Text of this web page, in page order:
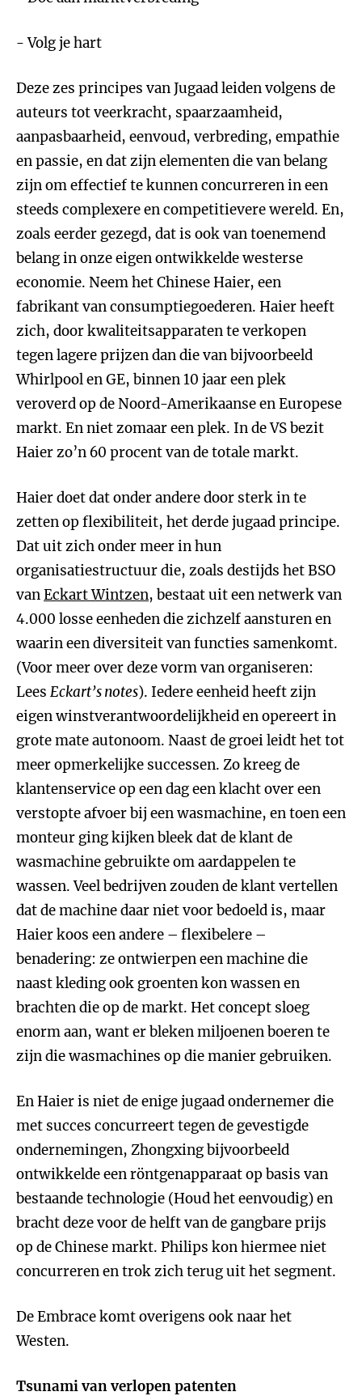
- Volg je hart
Deze zes principes van Jugaad leiden volgens de
auteurs tot veerkracht, spaarzaamheid,
aanpasbaarheid, eenvoud, verbreding, empathie
en passie, en dat zijn elementen die van belang
zijn om effectief te kunnen concurreren in een
steeds complexere en competitievere wereld. En,
zoals eerder gezegd, dat is ook van toenemend
belang in onze eigen ontwikkelde westerse
economie. Neem het Chinese Haier, een
fabrikant van consumptiegoederen. Haier heeft
zich, door kwaliteitsapparaten te verkopen
tegen lagere prijzen dan die van bijvoorbeeld
Whirlpool en GE, binnen 10 jaar een plek
veroverd op de Noord-Amerikaanse en Europese
markt. En niet zomaar een plek. In de VS bezit
Haier zo’n 60 procent van de totale markt.
Haier doet dat onder andere door sterk in te
zetten op flexibiliteit, het derde jugaad principe.
Dat uit zich onder meer in hun
organisatiestructuur die, zoals destijds het BSO
vanEckart Wintzen, bestaat uit een netwerk van
4.000 losse eenheden die zichzelf aansturen en
waarin een diversiteit van functies samenkomt.
(Voor meer over deze vorm van organiseren:
Lees Eckart’s notes). Iedere eenheid heeft zijn
eigen winstverantwoordelijkheid en opereert in
grote mate autonoom. Naast de groei leidt het tot
meer opmerkelijke successen. Zo kreeg de
klantenservice op een dag een klacht over een
verstopte afvoer bij een wasmachine, en toen een
monteur ging kijken bleek dat de klant de
wasmachine gebruikte om aardappelen te
wassen. Veel bedrijven zouden de klant vertellen
dat de machine daar niet voor bedoeld is, maar
Haier koos een andere – flexibelere –
benadering: ze ontwierpen een machine die
naast kleding ook groenten kon wassen en
brachten die op de markt. Het concept sloeg
enorm aan, want er bleken miljoenen boeren te
zijn die wasmachines op die manier gebruiken.
En Haier is niet de enige jugaad ondernemer die
met succes concurreert tegen de gevestigde
ondernemingen, Zhongxing bijvoorbeeld
ontwikkelde een röntgenapparaat op basis van
bestaande technologie (Houd het eenvoudig) en
bracht deze voor de helft van de gangbare prijs
op de Chinese markt. Philips kon hiermee niet
concurreren en trok zich terug uit het segment.
De Embrace komt overigens ook naar het
Westen.
Tsunami van verlopen patenten